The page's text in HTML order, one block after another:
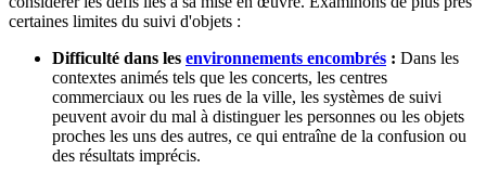
certaines limites du suivi d'objets :
Difficulté dans les environnements encombrés : Dans les
contextes animés tels que les concerts, les centres
commerciaux ou les rues de la ville, les systèmes de suivi
peuvent avoir du mal à distinguer les personnes ou les objets
proches les uns des autres, ce qui entraîne de la confusion ou
des résultats imprécis.